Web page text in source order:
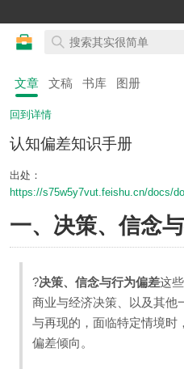
文章 文稿 书库 图册
回到详情
认知偏差知识手册
出处：
https://s75w5y7vut.feishu.cn/docs/
一、决策、信念
?决策、信念与行为偏差这
商业与经济决策、以及其他
与再现的，面临特定情境时
偏差倾向。